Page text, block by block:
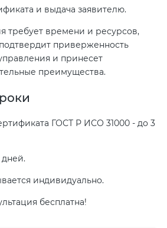
и выдача заявителю.
требует времени и ресурсов,
приверженность
и принесет
преимущества.
ГОСТ Р ИСО 31000 - до 3
индивидуально.
бесплатна!